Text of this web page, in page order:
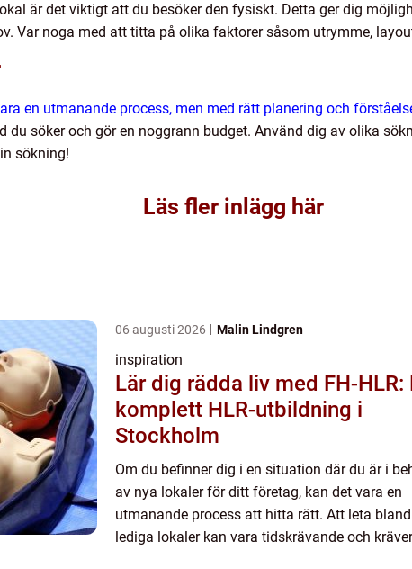
är det viktigt att du besöker den fysiskt. Detta ger dig
Var noga med att titta på olika faktorer såsom utrymme,
en utmanande process, men med rätt planering och
du söker och gör en noggrann budget. Använd dig av olika
sökning!
Läs fler inlägg här
06 augusti 2026 Malin Lindgren
inspiration
Lär dig rädda liv med FH-HLR:
komplett HLR-utbildning i
Stockholm
Om du befinner dig i en situation där du är i
av nya lokaler för ditt företag, kan det vara en
utmanande process att hitta rätt. Att leta bland
lediga lokaler kan vara tidskrävande och kräver